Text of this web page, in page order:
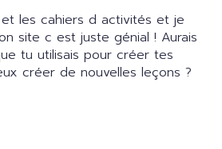
les cahiers d activités et je
site c est juste génial ! Aurais
tu utilisais pour créer tes
créer de nouvelles leçons ?